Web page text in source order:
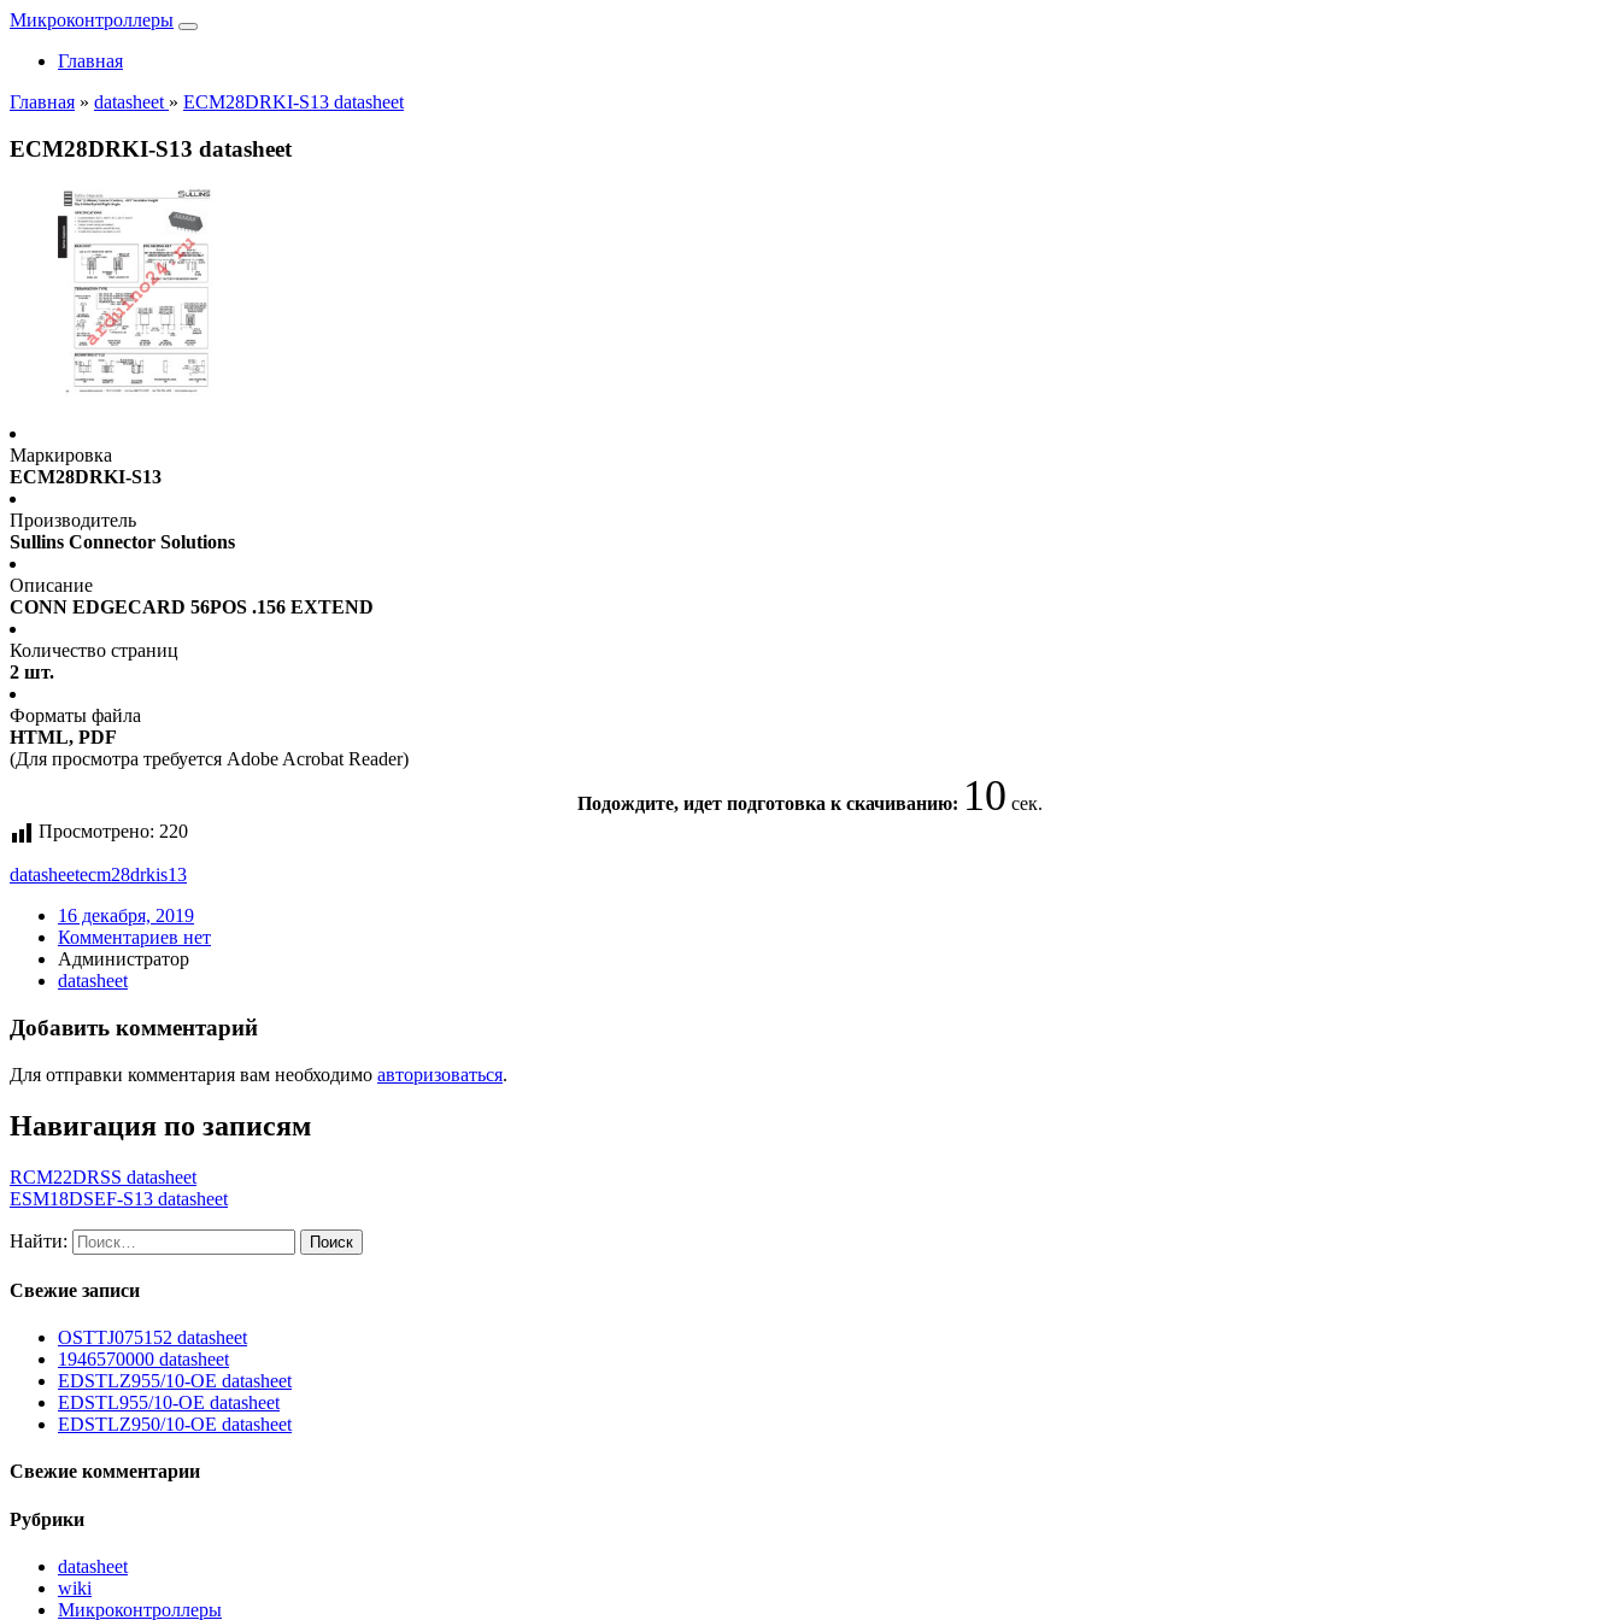
Микроконтроллеры
Главная
Главная » datasheet » ECM28DRKI-S13 datasheet
ECM28DRKI-S13 datasheet
Маркировка
ECM28DRKI-S13
Производитель
Sullins Connector Solutions
Описание
CONN EDGECARD 56POS .156 EXTEND
Количество страниц
2 шт.
Форматы файла
HTML, PDF
(Для просмотра требуется Adobe Acrobat Reader)
Подождите, идет подготовка к скачиванию: 10 сек.
Просмотрено: 220
datasheetecm28drkis13
16 декабря, 2019
Комментариев нет
Администратор
datasheet
Добавить комментарий
Для отправки комментария вам необходимо авторизоваться.
Навигация по записям
RCM22DRSS datasheet
ESM18DSEF-S13 datasheet
Найти:
Свежие записи
OSTTJ075152 datasheet
1946570000 datasheet
EDSTLZ955/10-OE datasheet
EDSTL955/10-OE datasheet
EDSTLZ950/10-OE datasheet
Свежие комментарии
Рубрики
datasheet
wiki
Микроконтроллеры